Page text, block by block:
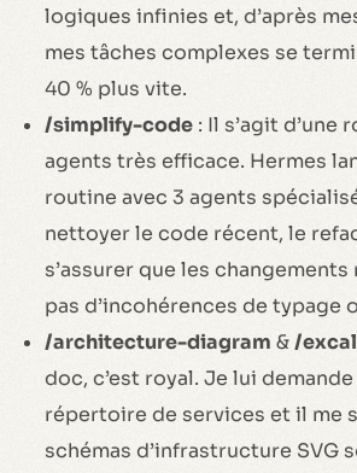
logiques infinies et, d’après
mes tâches complexes se
40 % plus vite.
/simplify-code : Il s’agit d’une
agents très efficace. Hermes
routine avec 3 agents
nettoyer le code récent, le
s’assurer que les
pas d’incohérences de typage
/architecture-diagram &/
doc, c’est royal. Je lui demande
répertoire de services et il me
schémas d’infrastructure SVG